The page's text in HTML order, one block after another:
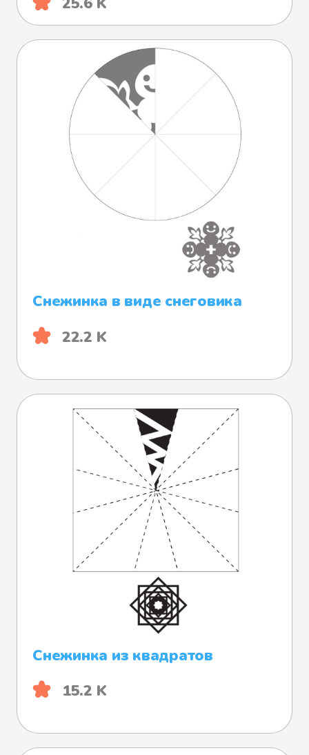
Снежинка в виде снеговика
22.2 K
Снежинка из квадратов
15.2 K